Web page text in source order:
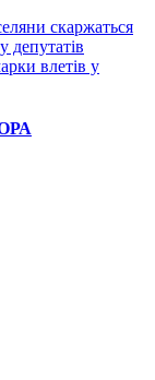
скаржаться
депутатів
влетів у